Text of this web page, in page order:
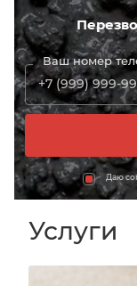
Ваш номер
Даю
Услуги